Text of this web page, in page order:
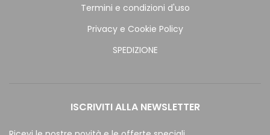
Termini e condizioni d'uso
Privacy e Cookie Policy
SPEDIZIONE
ISCRIVITI ALLA NEWSLETTER